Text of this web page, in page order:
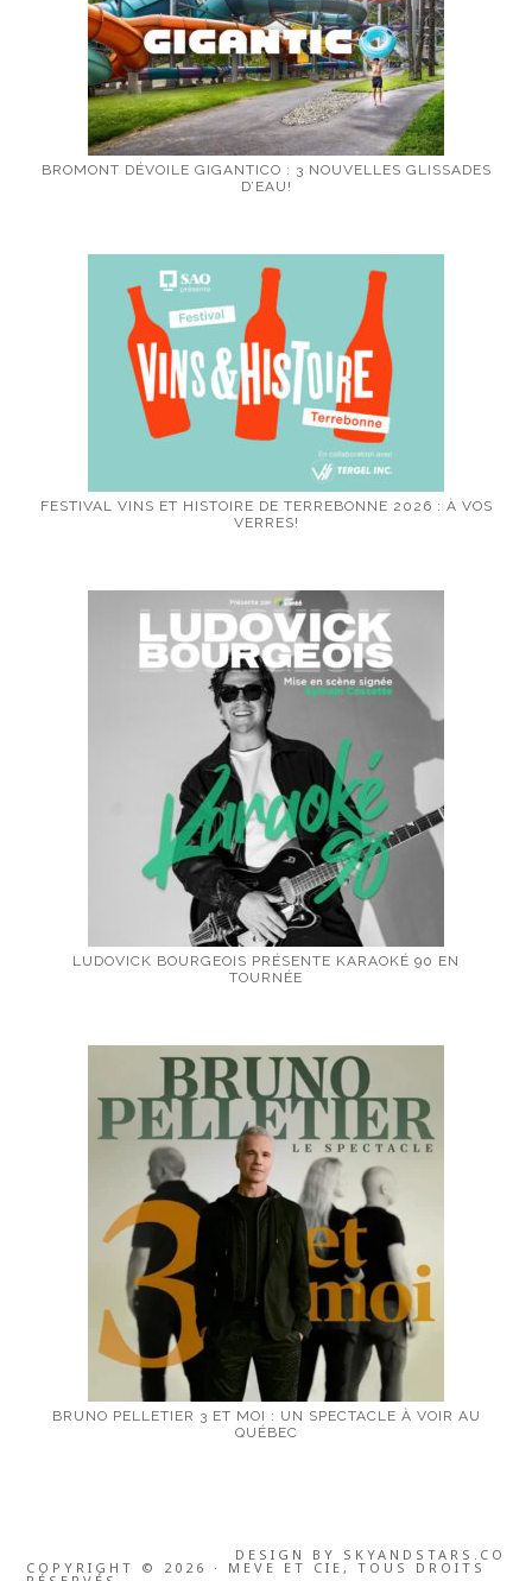
BROMONT DÉVOILE GIGANTICO : 3 NOUVELLES GLISSADES
D’EAU!
FESTIVAL VINS ET HISTOIRE DE TERREBONNE 2026 : À VOS
VERRES!
LUDOVICK BOURGEOIS PRÉSENTE KARAOKÉ 90 EN
TOURNÉE
BRUNO PELLETIER 3 ET MOI : UN SPECTACLE À VOIR AU
QUÉBEC
DESIGN BY SKYANDSTARS.CO
COPYRIGHT © 2026 · MEVE ET CIE, TOUS DROITS